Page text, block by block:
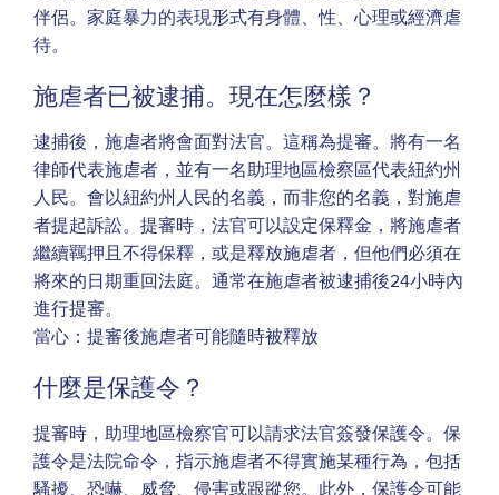
伴侶。家庭暴力的表現形式有身體、性、心理或經濟虐
待。
施虐者已被逮捕。現在怎麼樣？
逮捕後，施虐者將會面對法官。這稱為提審。將有一名
律師代表施虐者，並有一名助理地區檢察區代表紐約州
人民。會以紐約州人民的名義，而非您的名義，對施虐
者提起訴訟。提審時，法官可以設定保釋金，將施虐者
繼續羈押且不得保釋，或是釋放施虐者，但他們必須在
將來的日期重回法庭。通常在施虐者被逮捕後24小時內
進行提審。
當心：提審後施虐者可能隨時被釋放
什麼是保護令？
提審時，助理地區檢察官可以請求法官簽發保護令。保
護令是法院命令，指示施虐者不得實施某種行為，包括
騷擾、恐嚇、威脅、侵害或跟蹤您。此外，保護令可能